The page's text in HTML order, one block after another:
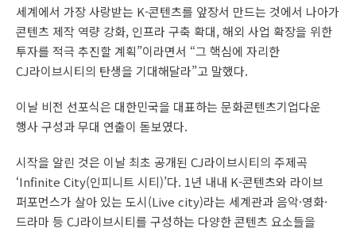
세계에서 가장 사랑받는 K-콘텐츠를 앞장서 만드는 것에서 나아가
콘텐츠 제작 역량 강화, 인프라 구축 확대, 해외 사업 확장을 위한
투자를 적극 추진할 계획”이라면서 “그 핵심에 자리한
CJ라이브시티의 탄생을 기대해달라”고 말했다.
이날 비전 선포식은 대한민국을 대표하는 문화콘텐츠기업다운
행사 구성과 무대 연출이 돋보였다.
시작을 알린 것은 이날 최초 공개된 CJ라이브시티의 주제곡
‘Infinite City(인피니트 시티)’다. 1년 내내 K-콘텐츠와 라이브
퍼포먼스가 살아 있는 도시(Live city)라는 세계관과 음악·영화·
드라마 등 CJ라이브시티를 구성하는 다양한 콘텐츠 요소들을